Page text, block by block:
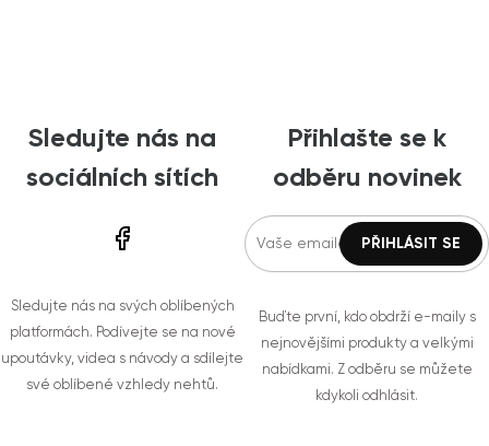
Sledujte nás na
sociálních sítích
Sledujte nás na svých oblíbených
platformách. Podívejte se na nové
upoutávky, videa s návody a sdílejte
své oblíbené vzhledy nehtů.
Přihlašte se k
odběru novinek
Buďte první, kdo obdrží e-maily s
nejnovějšími produkty a velkými
nabídkami. Z odběru se můžete
kdykoli odhlásit.